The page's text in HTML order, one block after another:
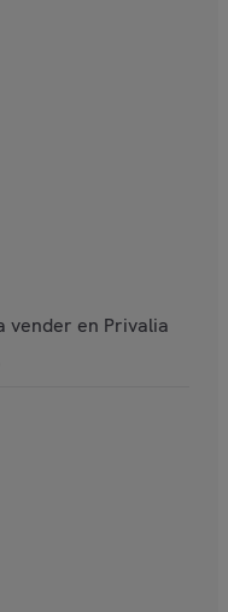
vender en Privalia